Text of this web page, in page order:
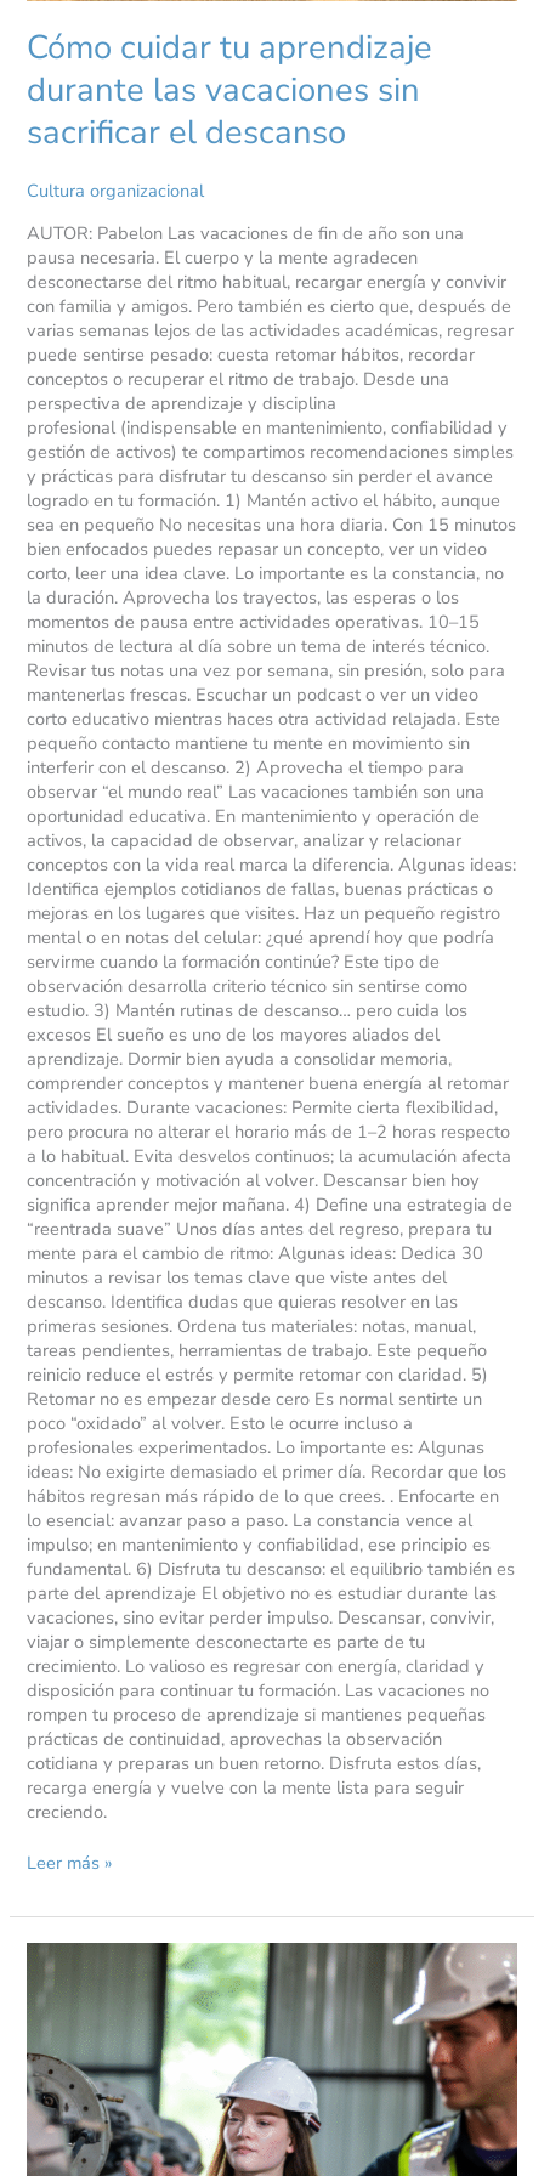
Cómo cuidar tu aprendizaje
durante las vacaciones sin
sacrificar el descanso
Cultura organizacional
AUTOR: Pabelon Las vacaciones de fin de año son una
pausa necesaria. El cuerpo y la mente agradecen
desconectarse del ritmo habitual, recargar energía y convivir
con familia y amigos. Pero también es cierto que, después de
varias semanas lejos de las actividades académicas, regresar
puede sentirse pesado: cuesta retomar hábitos, recordar
conceptos o recuperar el ritmo de trabajo. Desde una
perspectiva de aprendizaje y disciplina
profesional (indispensable en mantenimiento, confiabilidad y
gestión de activos) te compartimos recomendaciones simples
y prácticas para disfrutar tu descanso sin perder el avance
logrado en tu formación. 1) Mantén activo el hábito, aunque
sea en pequeño No necesitas una hora diaria. Con 15 minutos
bien enfocados puedes repasar un concepto, ver un video
corto, leer una idea clave. Lo importante es la constancia, no
la duración. Aprovecha los trayectos, las esperas o los
momentos de pausa entre actividades operativas. 10–15
minutos de lectura al día sobre un tema de interés técnico.
Revisar tus notas una vez por semana, sin presión, solo para
mantenerlas frescas. Escuchar un podcast o ver un video
corto educativo mientras haces otra actividad relajada. Este
pequeño contacto mantiene tu mente en movimiento sin
interferir con el descanso. 2) Aprovecha el tiempo para
observar “el mundo real” Las vacaciones también son una
oportunidad educativa. En mantenimiento y operación de
activos, la capacidad de observar, analizar y relacionar
conceptos con la vida real marca la diferencia. Algunas ideas:
Identifica ejemplos cotidianos de fallas, buenas prácticas o
mejoras en los lugares que visites. Haz un pequeño registro
mental o en notas del celular: ¿qué aprendí hoy que podría
servirme cuando la formación continúe? Este tipo de
observación desarrolla criterio técnico sin sentirse como
estudio. 3) Mantén rutinas de descanso… pero cuida los
excesos El sueño es uno de los mayores aliados del
aprendizaje. Dormir bien ayuda a consolidar memoria,
comprender conceptos y mantener buena energía al retomar
actividades. Durante vacaciones: Permite cierta flexibilidad,
pero procura no alterar el horario más de 1–2 horas respecto
a lo habitual. Evita desvelos continuos; la acumulación afecta
concentración y motivación al volver. Descansar bien hoy
significa aprender mejor mañana. 4) Define una estrategia de
“reentrada suave” Unos días antes del regreso, prepara tu
mente para el cambio de ritmo: Algunas ideas: Dedica 30
minutos a revisar los temas clave que viste antes del
descanso. Identifica dudas que quieras resolver en las
primeras sesiones. Ordena tus materiales: notas, manual,
tareas pendientes, herramientas de trabajo. Este pequeño
reinicio reduce el estrés y permite retomar con claridad. 5)
Retomar no es empezar desde cero Es normal sentirte un
poco “oxidado” al volver. Esto le ocurre incluso a
profesionales experimentados. Lo importante es: Algunas
ideas: No exigirte demasiado el primer día. Recordar que los
hábitos regresan más rápido de lo que crees. . Enfocarte en
lo esencial: avanzar paso a paso. La constancia vence al
impulso; en mantenimiento y confiabilidad, ese principio es
fundamental. 6) Disfruta tu descanso: el equilibrio también es
parte del aprendizaje El objetivo no es estudiar durante las
vacaciones, sino evitar perder impulso. Descansar, convivir,
viajar o simplemente desconectarte es parte de tu
crecimiento. Lo valioso es regresar con energía, claridad y
disposición para continuar tu formación. Las vacaciones no
rompen tu proceso de aprendizaje si mantienes pequeñas
prácticas de continuidad, aprovechas la observación
cotidiana y preparas un buen retorno. Disfruta estos días,
recarga energía y vuelve con la mente lista para seguir
creciendo.
Leer más »
Cómo
crear
hábitos
de
estudio
sostenibles
en
medio
de